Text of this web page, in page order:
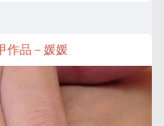
作品－媛媛